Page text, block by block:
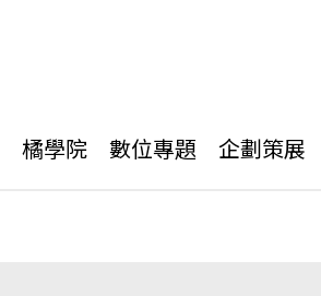
橘學院 數位專題 企劃策展